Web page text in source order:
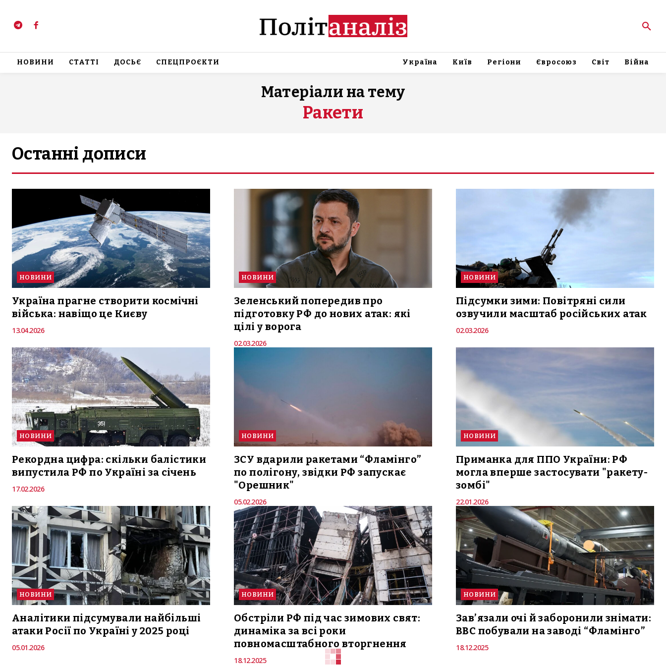
НОВИНИ СТАТТІ ДОСЬЄ СПЕЦПРОЄКТИ Україна Київ Регіони Євросоюз Світ Війна
Матеріали на тему
Ракети
Останні дописи
НОВИНИ
Україна прагне створити космічні
війська: навіщо це Києву
13.04.2026
НОВИНИ
Зеленський попередив про
підготовку РФ до нових атак: які
цілі у ворога
02.03.2026
НОВИНИ
Підсумки зими: Повітряні сили
озвучили масштаб російських атак
02.03.2026
НОВИНИ
Рекордна цифра: скільки балістики
випустила РФ по Україні за січень
17.02.2026
НОВИНИ
ЗСУ вдарили ракетами “Фламінго”
по полігону, звідки РФ запускає
"Орешник"
05.02.2026
НОВИНИ
Приманка для ППО України: РФ
могла вперше застосувати "ракету-
зомбі"
22.01.2026
НОВИНИ
Аналітики підсумували найбільші
атаки Росії по Україні у 2025 році
05.01.2026
НОВИНИ
Обстріли РФ під час зимових свят:
динаміка за всі роки
повномасштабного вторгнення
18.12.2025
НОВИНИ
Зав’язали очі й заборонили знімати:
BBC побували на заводі “Фламінго”
18.12.2025